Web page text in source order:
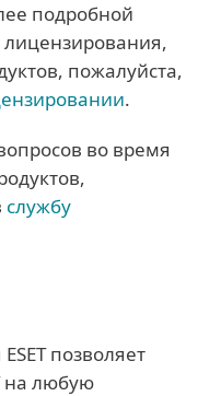
подробной
пожалуйста,
.
во время
службу
позволяет
на любую